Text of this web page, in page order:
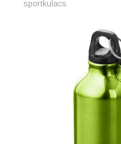
sportkulacs